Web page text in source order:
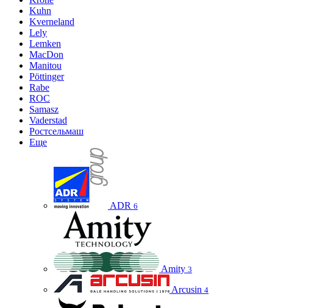
Kuhn
Kverneland
Lely
Lemken
MacDon
Manitou
Pöttinger
Rabe
ROC
Samasz
Vaderstad
Ростсельмаш
Еще
ADR 6
Amity 3
Arcusin 4